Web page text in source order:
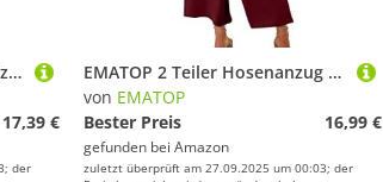
EMATOP Damen Sommer Freizeitanzug Casual Zweiteiler Yoga Outfit Baumwolle Leinen Jogginganzug Locker Elegant Hosenanzug mit Taschen Fitnessanzug Lässig Einfarbig Tank Top und Hose Activewear
17,39 €
der
EMATOP 2 Teiler Hosenanzug Damen Elegant Zweiteiler Outfit Sommer Ärmelloses Tank Top und Hose Trainingsanzug Baumwolle Leinen Freizeitanzug mit Taschen Sportanzug Leicht Einfarbig Loungewear
von EMATOP
Bester Preis
16,99 €
gefunden bei Amazon
zuletzt überprüft am 27.09.2025 um 00:03; der